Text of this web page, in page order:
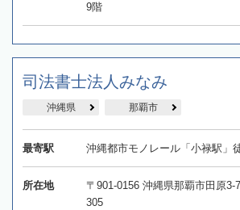
9階
司法書士法人みなみ
沖縄県 那覇市
最寄駅 沖縄都市モノレール「小禄駅」
所在地
〒901-0156 沖縄県那覇市田原3-
305